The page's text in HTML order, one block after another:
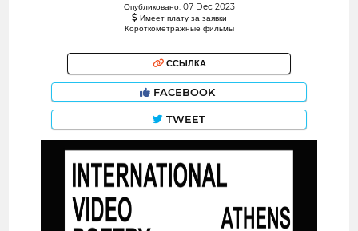
Опубликовано: 07 Dec 2023
Имеет плату за заявки
Короткометражные фильмы
ССЫЛКА
FACEBOOK
TWEET